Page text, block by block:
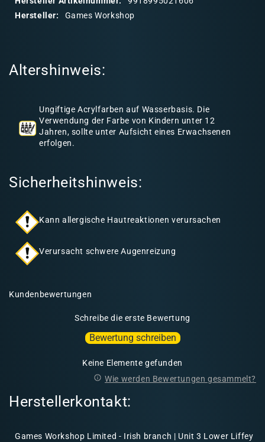
n
Hersteller:
Games Workshop
Altershinweis:
Ungiftige Acrylfarben auf Wasserbasis. Die
Verwendung der Farbe von Kindern unter 12
Jahren, sollte unter Aufsicht eines Erwachsenen
erfolgen.
Sicherheitshinweis:
Kann allergische Hautreaktionen verursachen
Verursacht schwere Augenreizung
Kundenbewertungen
Schreibe die erste Bewertung
Bewertung schreiben
Keine Elemente gefunden
Wie werden Bewertungen gesammelt?
Herstellerkontakt:
Games Workshop Limited - Irish branch | Unit 3 Lower Liffey